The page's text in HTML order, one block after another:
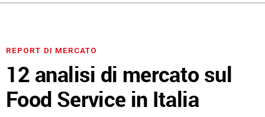
REPORT DI MERCATO
12 analisi di mercato sul
Food Service in Italia